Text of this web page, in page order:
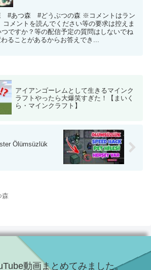
#あつ森 #どうぶつの森 ※コメントはラン
コメントを読んでください等の要求は控えま
ですか？等の配信予定の質問はしないでね
ることがあるからお答えでき...
アイアンゴーレムとして生きるマインク
ラフトやったら大爆笑すぎた！【まいく
ら・マインクラフト】
Ölümsüzlük
森
動画まとめてみました。